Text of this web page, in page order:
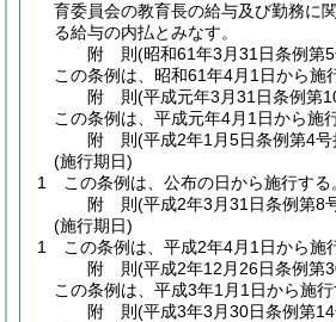
育委員会の教育長の給与及び勤務に
る給与の内払とみなす。
附 則(昭和61年3月31日条例第
この条例は、昭和61年4月1日から施
附 則(平成元年3月31日条例第
この条例は、平成元年4月1日から施
附 則(平成2年1月5日条例第4号
(施行期日)
1
この条例は、公布の日から施行する
附 則(平成2年3月31日条例第8
(施行期日)
1
この条例は、平成2年4月1日から施
附 則(平成2年12月26日条例第
この条例は、平成3年1月1日から施行
附 則(平成3年3月30日条例第